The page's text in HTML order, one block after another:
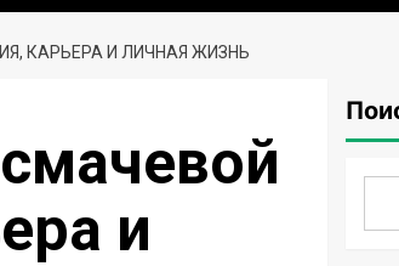
КАРЬЕРА И ЛИЧНАЯ ЖИЗНЬ
и